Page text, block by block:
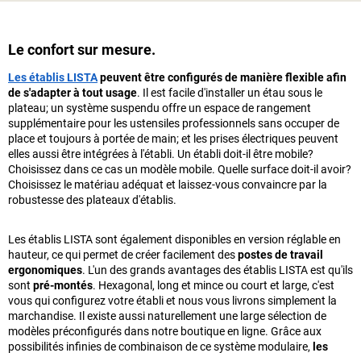
Le confort sur mesure.
Les établis LISTApeuvent être configurés de manière flexible afin
de s'adapter à tout usage. Il est facile d'installer un étau sous le
plateau; un système suspendu offre un espace de rangement
supplémentaire pour les ustensiles professionnels sans occuper de
place et toujours à portée de main; et les prises électriques peuvent
elles aussi être intégrées à l'établi. Un établi doit-il être mobile?
Choisissez dans ce cas un modèle mobile. Quelle surface doit-il avoir?
Choisissez le matériau adéquat et laissez-vous convaincre par la
robustesse des plateaux d'établis.
Les établis LISTA sont également disponibles en version réglable en
hauteur, ce qui permet de créer facilement despostes de travail
ergonomiques. L'un des grands avantages des établis LISTA est qu'ils
sont pré-montés. Hexagonal, long et mince ou court et large, c'est
vous qui configurez votre établi et nous vous livrons simplement la
marchandise. Il existe aussi naturellement une large sélection de
modèles préconfigurés dans notre boutique en ligne. Grâce aux
possibilités infinies de combinaison de ce système modulaire, les